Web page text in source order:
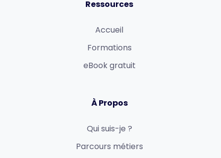
Ressources
Accueil
Formations
eBook gratuit
À Propos
Qui suis-je ?
Parcours métiers